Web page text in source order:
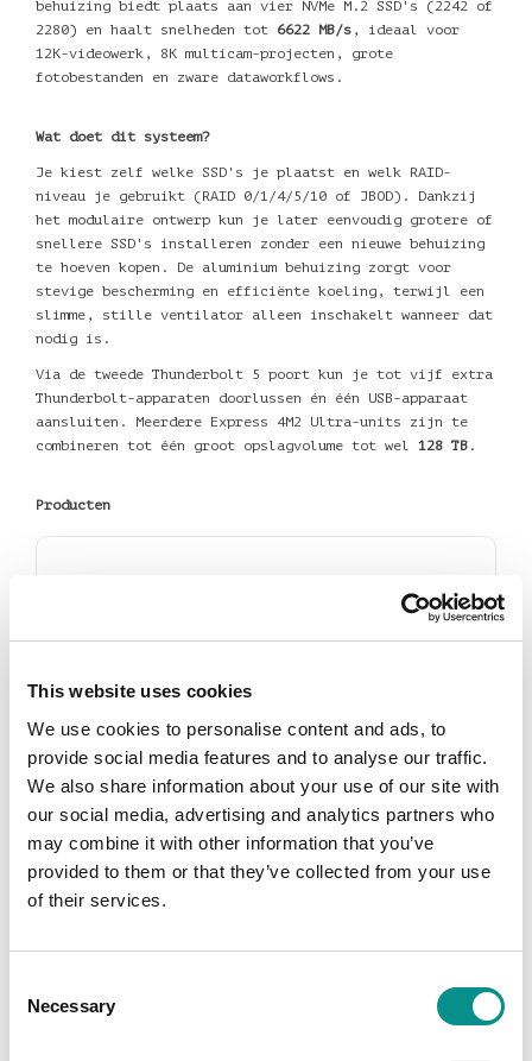
This website uses cookies
We use cookies to personalise content and ads, to
provide social media features and to analyse our traffic.
We also share information about your use of our site with
our social media, advertising and analytics partners who
may combine it with other information that you’ve
provided to them or that they’ve collected from your use
of their services.
Selection
Necessary
behuizing biedt plaats aan vier NVMe M.2 SSD's (2242 of
2280) en haalt snelheden tot 6622 MB/s , ideaal voor
12K-videowerk, 8K multicam-projecten, grote
fotobestanden en zware dataworkflows.
Wat doet dit systeem?
Je kiest zelf welke SSD's je plaatst en welk RAID-
niveau je gebruikt (RAID 0/1/4/5/10 of JBOD). Dankzij
het modulaire ontwerp kun je later eenvoudig grotere of
snellere SSD's installeren zonder een nieuwe behuizing
te hoeven kopen. De aluminium behuizing zorgt voor
stevige bescherming en efficiënte koeling, terwijl een
slimme, stille ventilator alleen inschakelt wanneer dat
nodig is.
Via de tweede Thunderbolt 5 poort kun je tot vijf extra
Thunderbolt-apparaten doorlussen én één USB-apparaat
aansluiten. Meerdere Express 4M2 Ultra-units zijn te
combineren tot één groot opslagvolume tot wel 128 TB .
Producten
OWC Express 4M2 Ultra